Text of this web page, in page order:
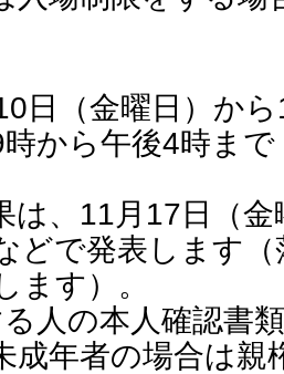
日（金曜日）か
から午後4時ま
は、11月17日（
どで発表します
ます）。
人の本人確認書
成年者の場合は親